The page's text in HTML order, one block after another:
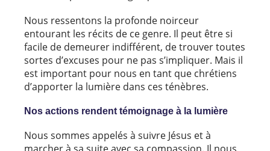
Nous ressentons la profonde noirceur
entourant les récits de ce genre. Il peut être si
facile de demeurer indifférent, de trouver toutes
sortes d’excuses pour ne pas s’impliquer. Mais il
est important pour nous en tant que chrétiens
d’apporter la lumière dans ces ténèbres.
Nos actions rendent témoignage à la lumière
Nous sommes appelés à suivre Jésus et à